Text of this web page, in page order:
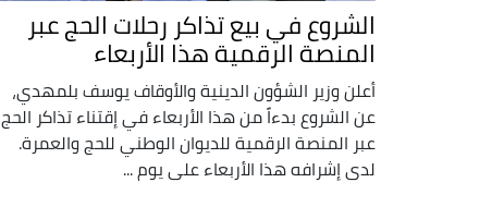
الشروع في بيع تذاكر رحلات الحج عبر
المنصة الرقمية هذا الأربعاء
أعلن وزير الشؤون الدينية والأوقاف يوسف بلمهدي،
عن الشروع بدءاً من هذا الأربعاء في إقتناء تذاكر الحج
عبر المنصة الرقمية للديوان الوطني للحج والعمرة.
لدى إشرافه هذا الأربعاء على يوم ...